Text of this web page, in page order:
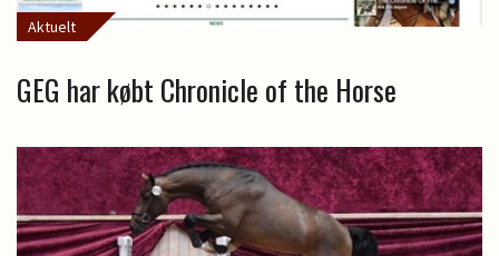
Aktuelt
GEG har købt Chronicle of the Horse